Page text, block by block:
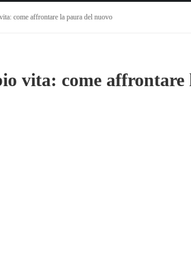
come affrontare la paura del nuovo
vita: come affrontare